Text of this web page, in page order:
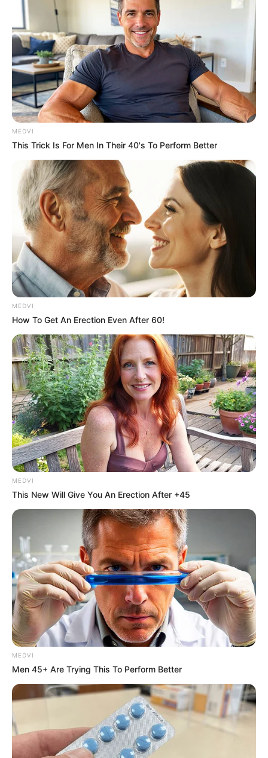
MEDVI
This Trick Is For Men In Their 40's To Perform Better
MEDVI
How To Get An Erection Even After 60!
MEDVI
This New Will Give You An Erection After +45
MEDVI
Men 45+ Are Trying This To Perform Better